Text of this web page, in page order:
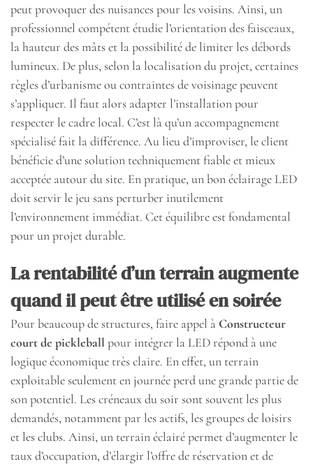
peut provoquer des nuisances pour les voisins. Ainsi, un
professionnel compétent étudie l’orientation des faisceaux,
la hauteur des mâts et la possibilité de limiter les débords
lumineux. De plus, selon la localisation du projet, certaines
règles d’urbanisme ou contraintes de voisinage peuvent
s’appliquer. Il faut alors adapter l’installation pour
respecter le cadre local. C’est là qu’un accompagnement
spécialisé fait la différence. Au lieu d’improviser, le client
bénéficie d’une solution techniquement fiable et mieux
acceptée autour du site. En pratique, un bon éclairage LED
doit servir le jeu sans perturber inutilement
l’environnement immédiat. Cet équilibre est fondamental
pour un projet durable.
La rentabilité d’un terrain augmente
quand il peut être utilisé en soirée
Pour beaucoup de structures, faire appel à Constructeur
court de pickleball pour intégrer la LED répond à une
logique économique très claire. En effet, un terrain
exploitable seulement en journée perd une grande partie de
son potentiel. Les créneaux du soir sont souvent les plus
demandés, notamment par les actifs, les groupes de loisirs
et les clubs. Ainsi, un terrain éclairé permet d’augmenter le
taux d’occupation, d’élargir l’offre de réservation et de